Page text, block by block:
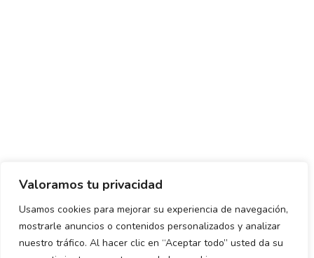
Valoramos tu privacidad
Usamos cookies para mejorar su experiencia de navegación,
mostrarle anuncios o contenidos personalizados y analizar
nuestro tráfico. Al hacer clic en “Aceptar todo” usted da su
Política de envío y devoluciones Política de privacidad